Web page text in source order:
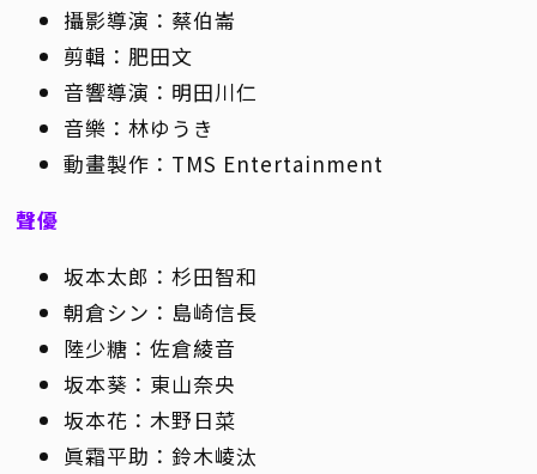
攝影導演：蔡伯崙
剪輯：肥田文
音響導演：明田川仁
音樂：林ゆうき
動畫製作：TMS Entertainment
聲優
坂本太郎：杉田智和
朝倉シン：島崎信長
陸少糖：佐倉綾音
坂本葵：東山奈央
坂本花：木野日菜
眞霜平助：鈴木崚汰